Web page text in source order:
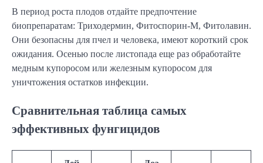
В период роста плодов отдайте предпочтение
биопрепаратам: Триходермин, Фитоспорин-М, Фитолавин.
Они безопасны для пчел и человека, имеют короткий срок
ожидания. Осенью после листопада еще раз обработайте
медным купоросом или железным купоросом для
уничтожения остатков инфекции.
Сравнительная таблица самых
эффективных фунгицидов